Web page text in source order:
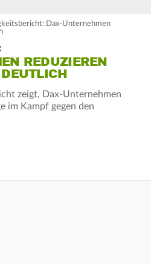
Dax-Unternehmen
REDUZIEREN
zeigt, Dax-Unternehmen
im Kampf gegen den